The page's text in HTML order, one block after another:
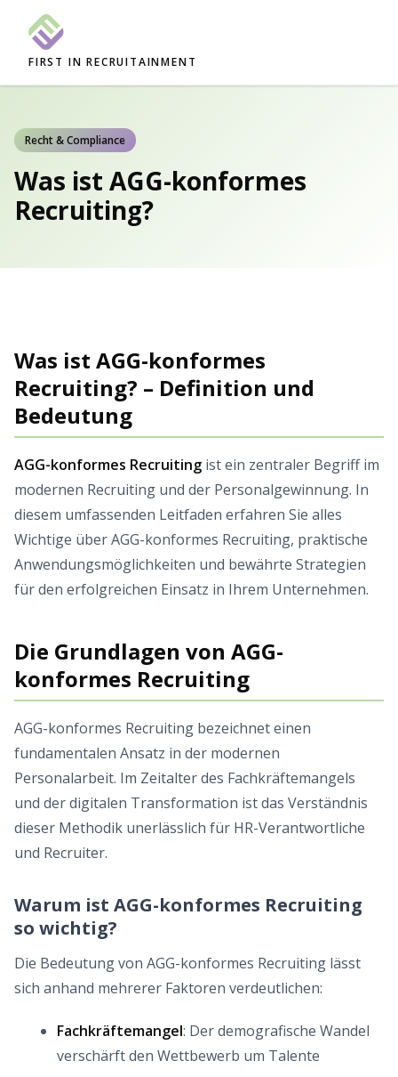
FIRST IN RECRUITAINMENT
Recht & Compliance
Was ist AGG-konformes
Recruiting?
Was ist AGG-konformes
Recruiting? – Definition und
Bedeutung
AGG-konformes Recruiting ist ein zentraler Begriff im
modernen Recruiting und der Personalgewinnung. In
diesem umfassenden Leitfaden erfahren Sie alles
Wichtige über AGG-konformes Recruiting, praktische
Anwendungsmöglichkeiten und bewährte Strategien
für den erfolgreichen Einsatz in Ihrem Unternehmen.
Die Grundlagen von AGG-
konformes Recruiting
AGG-konformes Recruiting bezeichnet einen
fundamentalen Ansatz in der modernen
Personalarbeit. Im Zeitalter des Fachkräftemangels
und der digitalen Transformation ist das Verständnis
dieser Methodik unerlässlich für HR-Verantwortliche
und Recruiter.
Warum ist AGG-konformes Recruiting
so wichtig?
Die Bedeutung von AGG-konformes Recruiting lässt
sich anhand mehrerer Faktoren verdeutlichen:
Fachkräftemangel: Der demografische Wandel
verschärft den Wettbewerb um Talente